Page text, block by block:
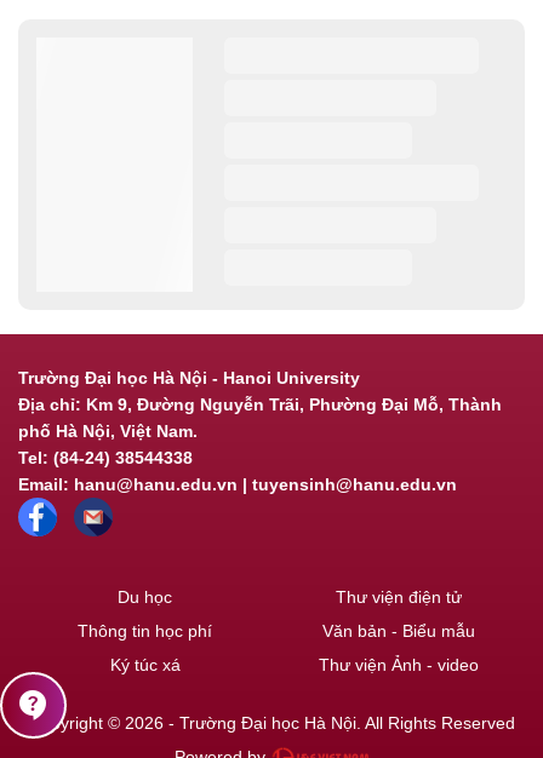
Trường Đại học Hà Nội - Hanoi University
Địa chỉ: Km 9, Đường Nguyễn Trãi, Phường Đại Mỗ, Thành
phố Hà Nội, Việt Nam.
Tel: (84-24) 38544338
Email: hanu@hanu.edu.vn | tuyensinh@hanu.edu.vn
Du học
Thông tin học phí
Ký túc xá
Thư viện điện tử
Văn bản - Biểu mẫu
Thư viện Ảnh - video
Copyright © 2026 - Trường Đại học Hà Nội. All Rights Reserved
contact_support